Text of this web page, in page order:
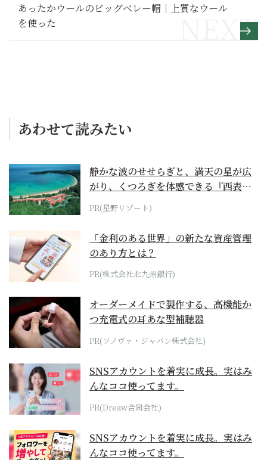
あったかウールのビッグベレー帽｜上質なウール
を使った
あわせて読みたい
静かな波のせせらぎと、満天の星が広
がり、くつろぎを体感できる『西表島
ホテル by...
PR(星野リゾート)
「金利のある世界」の新たな資産管理
のあり方とは？
PR(株式会社北九州銀行)
オーダーメイドで製作する、高機能か
つ充電式の耳あな型補聴器
PR(ソノヴァ・ジャパン株式会社)
SNSアカウントを着実に成長。実はみ
んなココ使ってます。
PR(Dreaw合同会社)
SNSアカウントを着実に成長。実はみ
んなココ使ってます。